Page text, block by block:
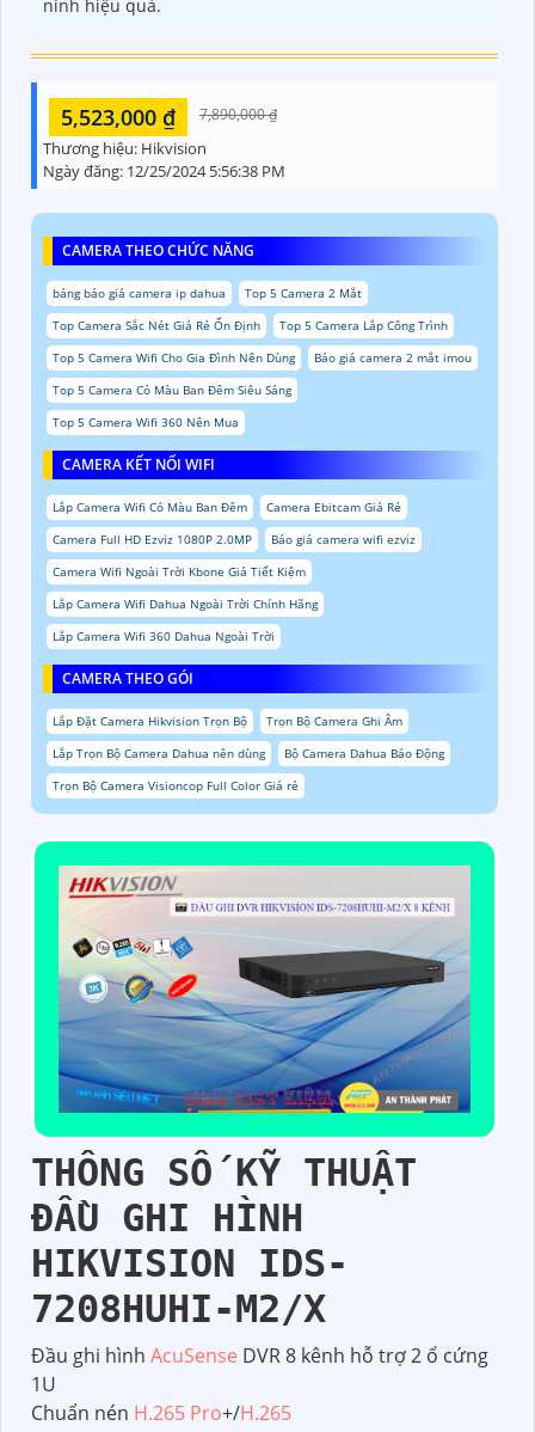
ninh hiệu quả.
5,523,000 ₫ 7,890,000 ₫
Thương hiệu: Hikvision
Ngày đăng: 12/25/2024 5:56:38 PM
CAMERA THEO CHỨC NĂNG
bảng báo giá camera ip dahua
Top 5 Camera 2 Mắt
Top Camera Sắc Nét Giá Rẻ Ổn Định
Top 5 Camera Lắp Công Trình
Top 5 Camera Wifi Cho Gia Đình Nên Dùng
Báo giá camera 2 mắt imou
Top 5 Camera Có Màu Ban Đêm Siêu Sáng
Top 5 Camera Wifi 360 Nên Mua
CAMERA KẾT NỐI WIFI
Lắp Camera Wifi Có Màu Ban Đêm
Camera Ebitcam Giá Rẻ
Camera Full HD Ezviz 1080P 2.0MP
Báo giá camera wifi ezviz
Camera Wifi Ngoài Trời Kbone Giá Tiết Kiệm
Lắp Camera Wifi Dahua Ngoài Trời Chính Hãng
Lắp Camera Wifi 360 Dahua Ngoài Trời
CAMERA THEO GÓI
Lắp Đặt Camera Hikvision Trọn Bộ
Trọn Bộ Camera Ghi Âm
Lắp Trọn Bộ Camera Dahua nên dùng
Bộ Camera Dahua Báo Động
Trọn Bộ Camera Visioncop Full Color Giá rẻ
THÔNG SỐ KỸ THUẬT
ĐẦU GHI HÌNH
HIKVISION IDS-
7208HUHI-M2/X
Đầu ghi hình AcuSense DVR 8 kênh hỗ trợ 2 ổ cứng
1U
Chuẩn nén H.265 Pro+/H.265